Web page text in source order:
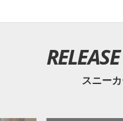
スニー